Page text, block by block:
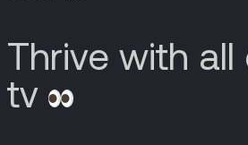
Thrive with all
tv